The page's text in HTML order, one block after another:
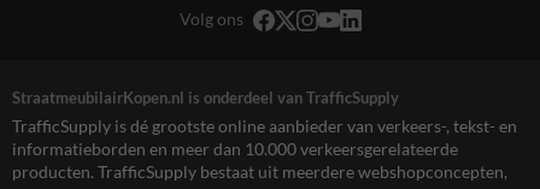
Volg ons
StraatmeubilairKopen.nl is onderdeel van TrafficSupply
TrafficSupply is dé grootste online aanbieder van verkeers-, tekst- en
informatieborden en meer dan 10.000 verkeersgerelateerde
producten. TrafficSupply bestaat uit meerdere webshopconcepten,